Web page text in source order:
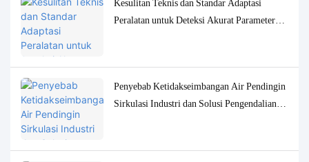
Kesulitan Teknis dan Standar Adaptasi
Peralatan untuk Deteksi Akurat Parameter
Penyebab Ketidakseimbangan Air Pendingin
Sirkulasi Industri dan Solusi Pengendalian